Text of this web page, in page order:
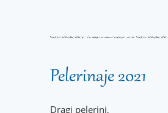
Pelerinaje 2021
Dragi pelerini,